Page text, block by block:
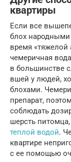
квартиры
Если все
блох народными
время «тяжелой
чемеричная
в большинстве
вшей у людей,
блохами.
препарат,
соблюдать
шерсть
теплой водой.
квартире
с ее помощью